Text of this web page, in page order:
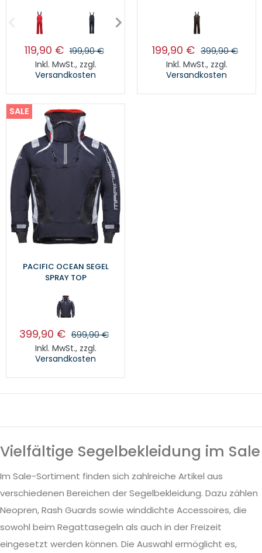
119,90 € 199,90 €
Inkl. MwSt., zzgl.
Versandkosten
199,90 € 399,90 €
Inkl. MwSt., zzgl.
Versandkosten
SALE
PACIFIC OCEAN SEGEL
SPRAY TOP
399,90 € 699,90 €
Inkl. MwSt., zzgl.
Versandkosten
Vielfältige Segelbekleidung im Sale
Im Sale-Sortiment finden sich zahlreiche Artikel aus
verschiedenen Bereichen der Segelbekleidung. Dazu zählen
Neopren, Rash Guards sowie winddichte Accessoires, die
sowohl beim Regattasegeln als auch in der Freizeit
eingesetzt werden können. Die Auswahl ermöglicht es,